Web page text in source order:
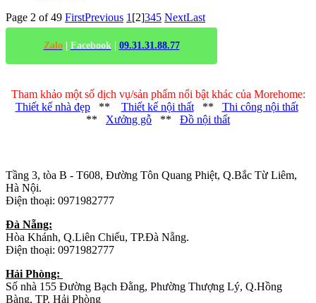
Page 2 of 49 FirstPrevious 1 [2]345 NextLast
Zalo| Facebook | 09.31.31.88.77
Tham khảo một số dịch vụ/sản phẩm nổi bật khác của Morehome:
Thiết kế nhà đẹp** Thiết kế nội thất** Thi công nội thất
** Xưởng gỗ ** Đồ nội thất
Tầng 3, tòa B - T608, Đường Tôn Quang Phiệt, Q.Bắc Từ Liêm,
Hà Nội.
Điện thoại: 0971982777
Đà Nẵng:
Hòa Khánh, Q.Liên Chiểu, TP.Đà Nẵng.
Điện thoại: 0971982777
Hải Phòng:
Số nhà 155 Đường Bạch Đằng, Phường Thượng Lý, Q.Hồng
Bàng, TP. Hải Phòng